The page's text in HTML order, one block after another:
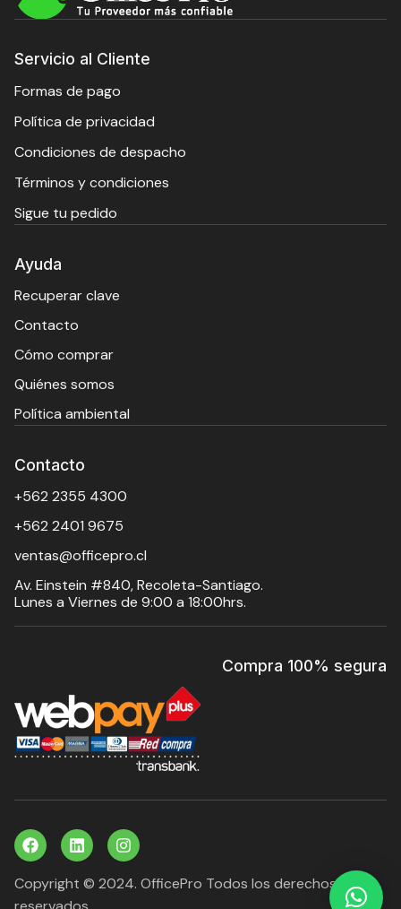
Servicio al Cliente
Formas de pago
Política de privacidad
Condiciones de despacho
Términos y condiciones
Sigue tu pedido
Ayuda
Recuperar clave
Contacto
Cómo comprar
Quiénes somos
Política ambiental
Contacto
+562 2355 4300
+562 2401 9675
ventas@officepro.cl
Av. Einstein #840, Recoleta-Santiago.
Lunes a Viernes de 9:00 a 18:00hrs.
Compra 100% segura
Copyright © 2024. OfficePro Todos los derechos